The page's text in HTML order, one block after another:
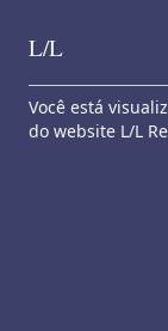
Skip to content
L/L
Você está
do website L/L